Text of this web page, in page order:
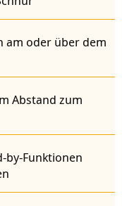
am oder über dem
Abstand zum
by-Funktionen